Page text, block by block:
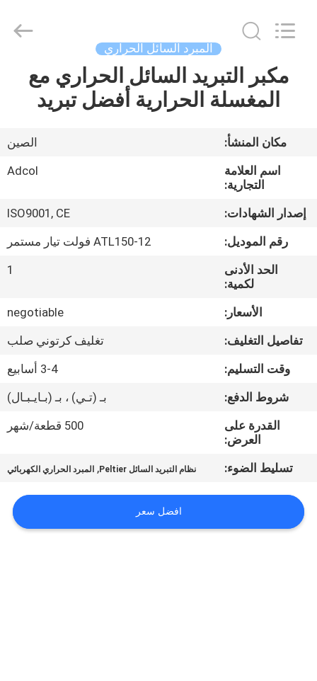
منزل
أشرطة
حول
في
المعمل
ضبط
الجودة
اتصل
أخبار
(Guangzhou)
المبرد السائل الحراري
مكبر التبريد السائل الحراري مع
المغسلة الحرارية أفضل تبريد
مكان المنشأ:
الصين
اسم العلامة
التجارية:
Adcol
إصدار الشهادات:
ISO9001, CE
رقم الموديل:
ATL150-12 فولت تيار مستمر
الحد الأدنى
لكمية:
1
الأسعار:
negotiable
تفاصيل التغليف:
تغليف كرتوني صلب
وقت التسليم:
3-4 أسابيع
شروط الدفع:
بـ (تـي) ، بـ (بـايـبـال)
القدرة على
العرض:
500 قطعة/شهر
تسليط الضوء: نظام التبريد السائل Peltier , المبرد الحراري الكهربائي
افضل سعر